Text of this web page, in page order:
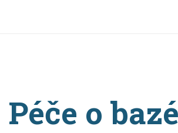
Péče o